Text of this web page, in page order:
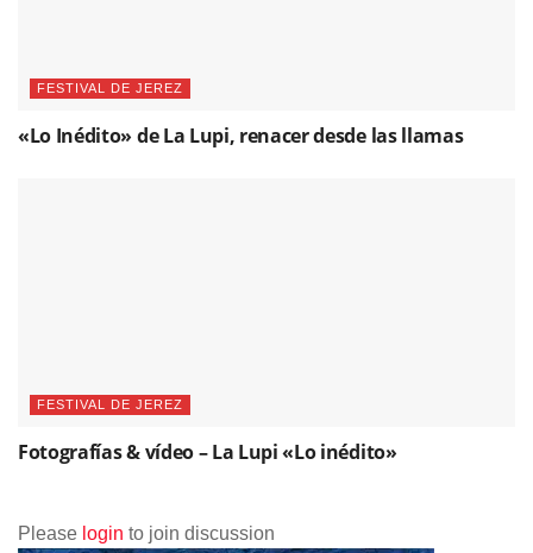
FESTIVAL DE JEREZ
«Lo Inédito» de La Lupi, renacer desde las llamas
FESTIVAL DE JEREZ
Fotografías & vídeo – La Lupi «Lo inédito»
Please login to join discussion